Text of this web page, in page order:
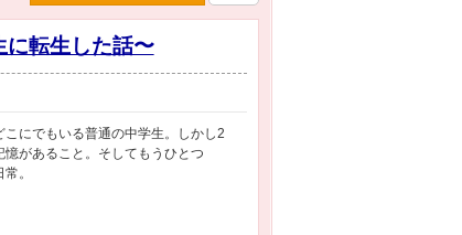
転生した話〜
こにでもいる普通の中学生。しかし2
があること。そしてもうひとつ
。